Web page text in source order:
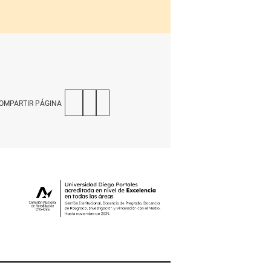
PÁGINA